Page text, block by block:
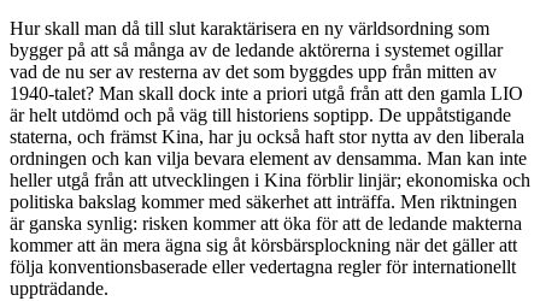
Hur skall man då till slut karaktärisera en ny världsordning som
bygger på att så många av de ledande aktörerna i systemet ogillar
vad de nu ser av resterna av det som byggdes upp från mitten av
1940-talet? Man skall dock inte a priori utgå från att den gamla LIO
är helt utdömd och på väg till historiens soptipp. De uppåtstigande
staterna, och främst Kina, har ju också haft stor nytta av den liberala
ordningen och kan vilja bevara element av densamma. Man kan inte
heller utgå från att utvecklingen i Kina förblir linjär; ekonomiska och
politiska bakslag kommer med säkerhet att inträffa. Men riktningen
är ganska synlig: risken kommer att öka för att de ledande makterna
kommer att än mera ägna sig åt körsbärsplockning när det gäller att
följa konventionsbaserade eller vedertagna regler för internationellt
uppträdande.